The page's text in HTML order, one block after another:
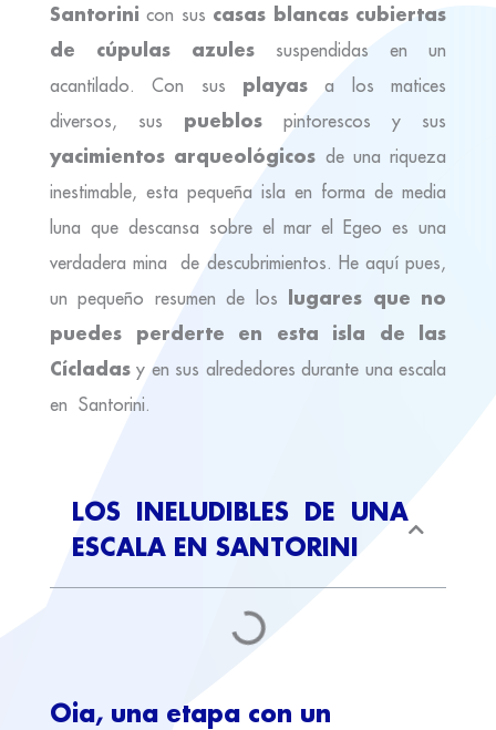
Santorini con sus casas blancas cubiertas
de cúpulas azules suspendidas en un
acantilado. Con sus playas a los matices
diversos, sus pueblos pintorescos y sus
yacimientos arqueológicos de una riqueza
inestimable, esta pequeña isla en forma de media
luna que descansa sobre el mar el Egeo es una
verdadera mina de descubrimientos. He aquí pues,
un pequeño resumen de los lugares que no
puedes perderte en esta isla de las
Cícladas y en sus alrededores durante una escala
en Santorini.
LOS INELUDIBLES DE UNA
ESCALA EN SANTORINI
Oia, una etapa con un